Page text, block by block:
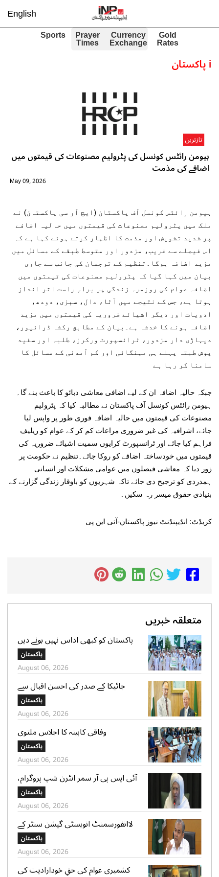
English
Gold
Rates
Currency
Exchange
Prayer
Times
Sports
iپاکستان
ہیومن رائٹس کونسل کی پٹرولیم مصنوعات کی قیمتوں میں
اضافے کی مذمت
تازترین
May 09, 2026
ہیومن رائٹس کونسل آف پاکستان (ایچ آر سی پاکستان) نے
ملک میں پٹرولیم مصنوعات کی قیمتوں میں حالیہ اضافے
پر شدید تشویش اور مذمت کا اظہار کرتے ہوئے کہا ہے کہ
اس فیصلے سے غریب، مزدور اور متوسط طبقے کے مسائل میں
مزید اضافہ ہوگا۔تنظیم کے ترجمان کی جانب سے جاری
بیان میں کہا گیا کہ پٹرولیم مصنوعات کی قیمتوں میں
اضافہ عوام کی روزمرہ زندگی پر براہِ راست اثر انداز
ہوتا ہے، جس کے نتیجے میں آٹا، دال، سبزی، دودھ،
ادویات اور دیگر اشیائے ضروریہ کی قیمتوں میں مزید
اضافہ ہونے کا خدشہ ہے۔بیان کے مطابق رکشہ ڈرائیور،
دیہاڑی دار مزدور، ٹرانسپورٹ ورکرز، طلبہ اور سفید
پوش طبقہ پہلے ہی مہنگائی اور کم آمدنی کے مسائل کا
سامنا کر رہا ہے
جبکہ حالیہ اضافہ ان کے لیے اضافی معاشی دبائو کا باعث بنے گا۔
ہیومن رائٹس کونسل آف پاکستان نے مطالبہ کیا کہ پٹرولیم
مصنوعات کی قیمتوں میں حالیہ اضافہ فوری طور پر واپس لیا
جائے، اشرافیہ کی غیر ضروری مراعات کم کر کے عوام کو ریلیف
فراہم کیا جائے اور ٹرانسپورٹ کرایوں سمیت اشیائے ضروریہ کی
قیمتوں میں خودساختہ اضافے کو روکا جائے۔تنظیم نے حکومت پر
زور دیا کہ معاشی فیصلوں میں عوامی مشکلات اور انسانی
ہمدردی کو ترجیح دی جائے تاکہ شہریوں کو باوقار زندگی گزارنے کے
بنیادی حقوق میسر رہ سکیں۔
کریڈٹ: انڈیپنڈنٹ نیوز پاکستان-آئی این پی
متعلقہ خبریں
پاکستان کو کبھی اداس نہیں ہونے دیں
گے،جشن آزادی پر بچوں کا بڑا پیغام، روشن
مستقبل ، خوبصورت ماحول کیلئے عزم کا
اظہار
پاکستان
August 06, 2026
جائیکا کے صدر کی احسن اقبال سے
ملاقات، ترقیاتی تعاون کو وسعت دینے پر
اتفاق
پاکستان
August 06, 2026
وفاقی کابینہ کا اجلاس ملتوی
پاکستان
August 06, 2026
آئی ایس پی آر سمر انٹرن شپ پروگرام،
مفتی عبد الرحیم کا نوجوانوں کو خاص
پیغام
پاکستان
August 06, 2026
لاانفورسمنٹ انویسٹی گیشن سنٹر کے
قیام کیلئے پائلٹ پراجیکٹ شروع کیا
جائیگا،محسن نقوی
پاکستان
August 06, 2026
کشمیری عوام کی حقِ خودارادیت کی